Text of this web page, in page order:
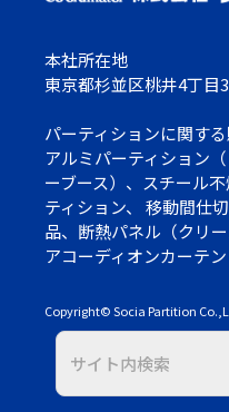
本社所在地
東京都杉並区桃井4丁目
パーティションに関す
アルミパーティション
ーブース）、スチール
ティション、 移動間仕
品、断熱パネル（クリ
アコーディオンカーテ
Copyright©Socia Partition